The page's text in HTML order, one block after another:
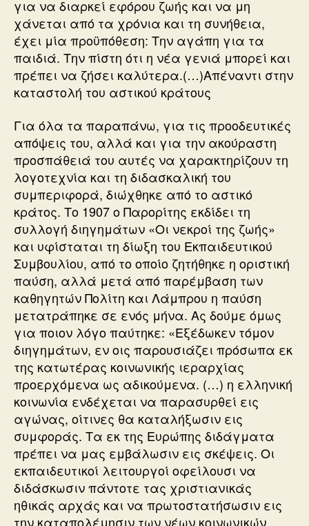
για να διαρκεί εφόρου ζωής και να μη
χάνεται από τα χρόνια και τη συνήθεια,
έχει μία προϋπόθεση: Την αγάπη για τα
παιδιά. Την πίστη ότι η νέα γενιά μπορεί και
πρέπει να ζήσει καλύτερα.(…)Απέναντι στην
καταστολή του αστικού κράτους
Για όλα τα παραπάνω, για τις προοδευτικές
απόψεις του, αλλά και για την ακούραστη
προσπάθειά του αυτές να χαρακτηρίζουν τη
λογοτεχνία και τη διδασκαλική του
συμπεριφορά, διώχθηκε από το αστικό
κράτος. Το 1907 ο Παρορίτης εκδίδει τη
συλλογή διηγημάτων «Οι νεκροί της ζωής»
και υφίσταται τη δίωξη του Εκπαιδευτικού
Συμβουλίου, από το οποίο ζητήθηκε η οριστική
παύση, αλλά μετά από παρέμβαση των
καθηγητών Πολίτη και Λάμπρου η παύση
μετατράπηκε σε ενός μήνα. Ας δούμε όμως
για ποιον λόγο παύτηκε: «Εξέδωκεν τόμον
διηγημάτων, εν οις παρουσιάζει πρόσωπα εκ
της κατωτέρας κοινωνικής ιεραρχίας
προερχόμενα ως αδικούμενα. (…) η ελληνική
κοινωνία ενδέχεται να παρασυρθεί εις
αγώνας, οίτινες θα καταλήξωσιν εις
συμφοράς. Τα εκ της Ευρώπης διδάγματα
πρέπει να μας εμβάλωσιν εις σκέψεις. Οι
εκπαιδευτικοί λειτουργοί οφείλουσι να
διδάσκωσιν πάντοτε τας χριστιανικάς
ηθικάς αρχάς και να πρωτοστατήσωσιν εις
την καταπολέμησιν των νέων κοινωνικών